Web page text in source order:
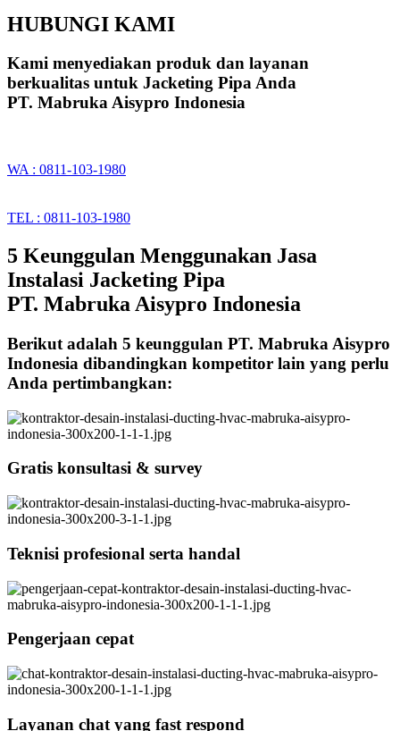
HUBUNGI KAMI
Kami menyediakan produk dan layanan
berkualitas untuk Jacketing Pipa Anda
PT. Mabruka Aisypro Indonesia
WA : 0811-103-1980
TEL : 0811-103-1980
5 Keunggulan Menggunakan Jasa
Instalasi Jacketing Pipa
PT. Mabruka Aisypro Indonesia​
Berikut adalah 5 keunggulan PT. Mabruka Aisypro
Indonesia dibandingkan kompetitor lain yang perlu
Anda pertimbangkan:
Gratis konsultasi & survey
Teknisi profesional serta handal
Pengerjaan cepat
Layanan chat yang fast respond